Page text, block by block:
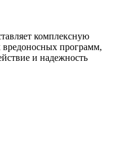
комплексную
программ,
и надежность